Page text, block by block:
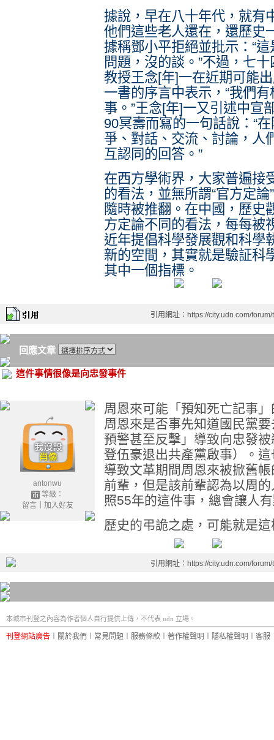
據說，早在八十年代，就有
他們這些老人還在，還歷史
據稱鄧小平拒絕並批示：“
問題，沒的談。”不過，七
教授王念[年]一在近期可能
一書的序言中表示，“我們
事。”王念[年]一又引述中宣
90冥壽而寫的一句話說：“
爭、對話、交流、討論，人
互認同的回答。”
在西方學術界，大家普遍接
的看法，並無所謂“官方定
隨時被推翻。在中國，歷史
方定論不同的看法，每每被
近年提倡科學發展觀和科學
新的空間，其實就是驗証科
其中一個指標。
引用網址：https://city.udn.com/
回應文章
這件事情很像是向忠發事件
antonwu
等級：
留言｜ 加入好友
周恩來可能「預知死亡記事
周恩來是否事先知道國民黨
預警甚至反擊」導致向忠發
登伍豪退出共產黨啟事）。
導致文革期間周恩來被掀舊
前輩，但是該前輩認為以周
照55年的這件事，總會讓人
歷史的弔詭之處，可能就是
引用網址：https://city.udn.com/
本城市刊登之內容為作者個人自行提供上傳，不代表 udn 立場。
刊登網站廣告 關於我們 常見問題 服務條款 著作權聲明 隱私權聲明 客服